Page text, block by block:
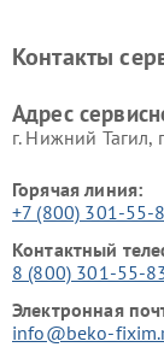
Ремонт
Контакты
Адрес
г. Нижний Тагил,
Горячая линия:
+7 (800) 301-55-
Контактный
8 (800) 301-55-
Электронная
info@beko-